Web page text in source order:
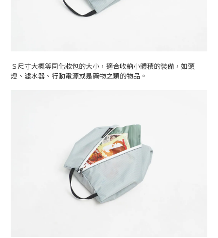
Ｓ尺寸大概等同化妝包的大小，適合收納小體積的裝備，如頭
燈、濾水器、行動電源或是藥物之類的物品。